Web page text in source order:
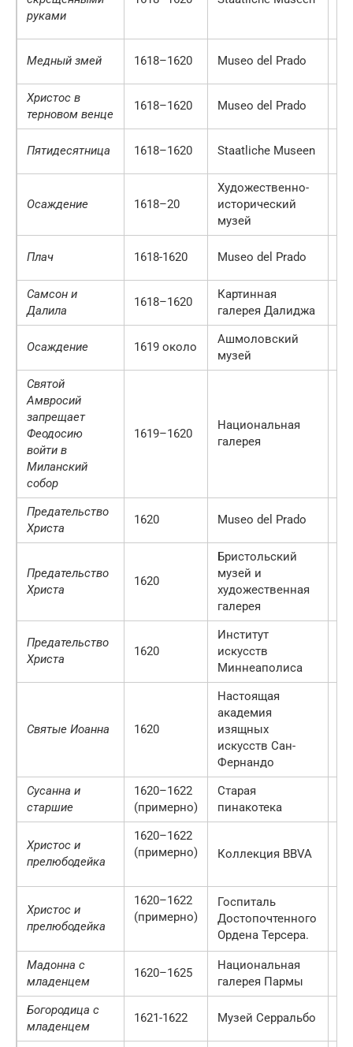
руками
Медный змей 1618–1620 Museo del Prado
Христос в
терновом венце
1618–1620 Museo del Prado
Пятидесятница 1618–1620 Staatliche Museen
Осаждение 1618–20
Художественно-
исторический
музей
Плач 1618-1620 Museo del Prado
Самсон и
Далила
1618–1620
Картинная
галерея Далиджа
Осаждение 1619 около
Ашмоловский
музей
Святой
Амвросий
запрещает
Феодосию
войти в
Миланский
собор
1619–1620
Национальная
галерея
Предательство
Христа
1620 Museo del Prado
Предательство
Христа
1620
Бристольский
музей и
художественная
галерея
Предательство
Христа
1620
Институт
искусств
Миннеаполиса
Святые Иоанна 1620
Настоящая
академия
изящных
искусств Сан-
Фернандо
Сусанна и
старшие
1620–1622
(примерно)
Старая
пинакотека
Христос и
прелюбодейка
1620–1622
(примерно)
Коллекция BBVA
Христос и
прелюбодейка
1620–1622
(примерно)
Госпиталь
Достопочтенного
Ордена Терсера.
Мадонна с
младенцем
1620–1625
Национальная
галерея Пармы
Богородица с
младенцем
1621-1622 Музей Серральбо